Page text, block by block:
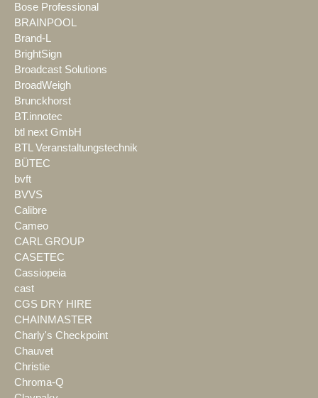
Bose Professional
BRAINPOOL
Brand-L
BrightSign
Broadcast Solutions
BroadWeigh
Brunckhorst
BT.innotec
btl next GmbH
BTL Veranstaltungstechnik
BÜTEC
bvft
BVVS
Calibre
Cameo
CARL GROUP
CASETEC
Cassiopeia
cast
CGS DRY HIRE
CHAINMASTER
Charly's Checkpoint
Chauvet
Christie
Chroma-Q